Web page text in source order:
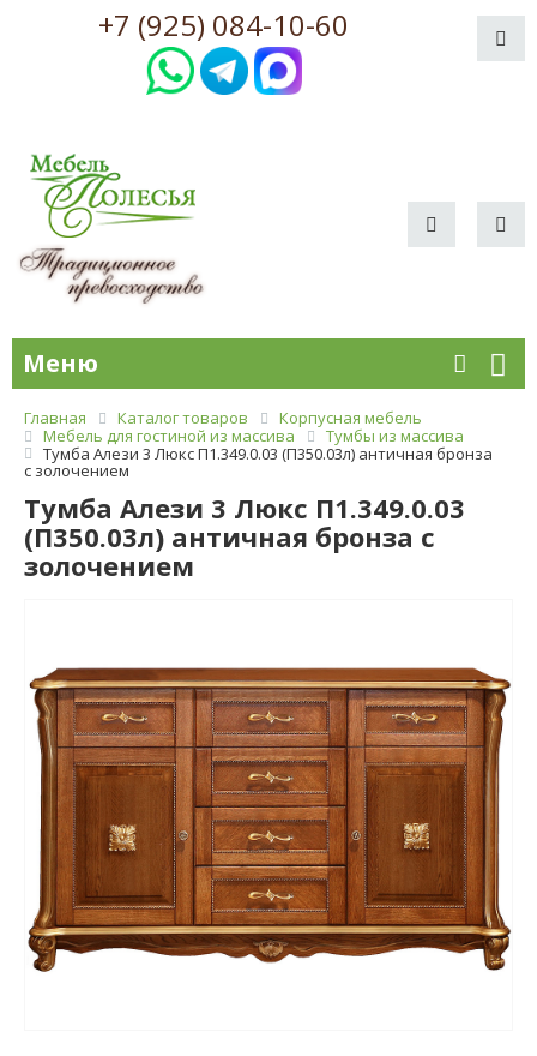
+7 (925) 084-10-60
Меню
Главная Каталог товаров
Корпусная мебель
Мебель для гостиной из массива
Тумбы из массива
Тумба Алези 3 Люкс П1.349.0.03 (П350.03л) античная бронза
с золочением
Тумба Алези 3 Люкс П1.349.0.03
(П350.03л) античная бронза с
золочением